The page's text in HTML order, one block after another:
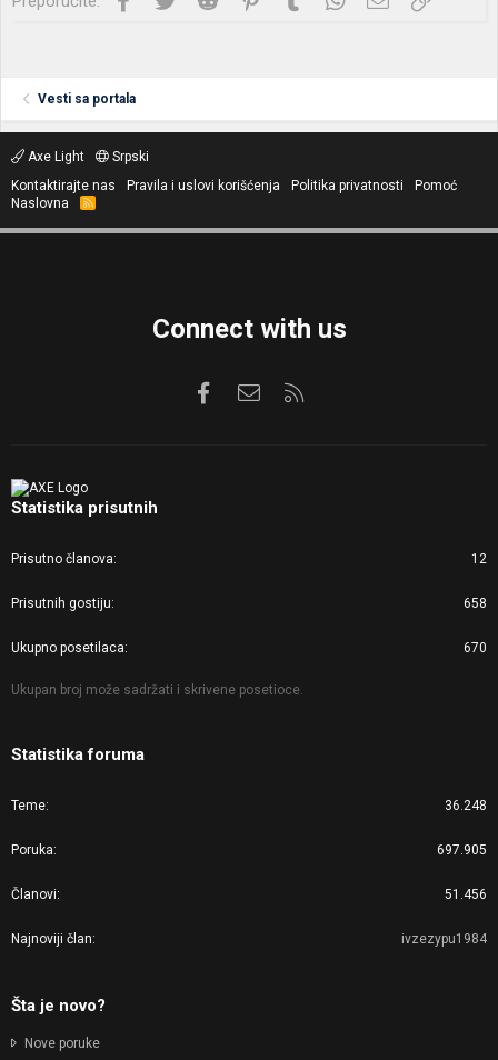
Vesti sa portala
Axe Light
Srpski
Kontaktirajte nas
Pravila i uslovi korišćenja Politika privatnosti
Pomoć
Naslovna
R
S
Connect with us
FacebookKontaktirajte nas
Statistika prisutnih
Prisutno članova 12
Prisutnih gostiju 658
Ukupno posetilaca 670
Ukupan broj može sadržati i skrivene posetioce.
Statistika foruma
Teme 36.248
Poruka 697.905
Članovi 51.456
Najnoviji član ivzezypu1984
Šta je novo?
Nove poruke